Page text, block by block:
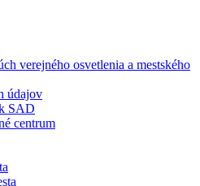
verejného osvetlenia a mestského
údajov
SAD
centrum